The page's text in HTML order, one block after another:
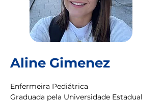
Aline Gimenez
Enfermeira Pediátrica
Graduada pela Universidade Estadual